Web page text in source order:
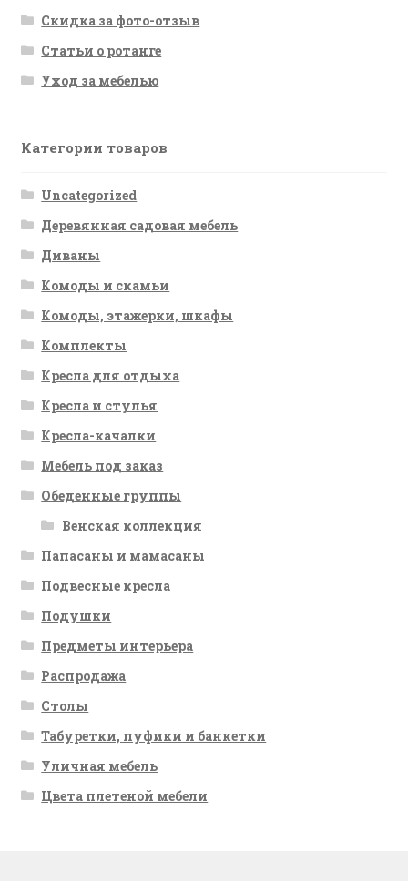
Скидка за фото-отзыв
Статьи о ротанге
Уход за мебелью
Категории товаров
Uncategorized
Деревянная садовая мебель
Диваны
Комоды и скамьи
Комоды, этажерки, шкафы
Комплекты
Кресла для отдыха
Кресла и стулья
Кресла-качалки
Мебель под заказ
Обеденные группы
Венская коллекция
Папасаны и мамасаны
Подвесные кресла
Подушки
Предметы интерьера
Распродажа
Столы
Табуретки, пуфики и банкетки
Уличная мебель
Цвета плетеной мебели